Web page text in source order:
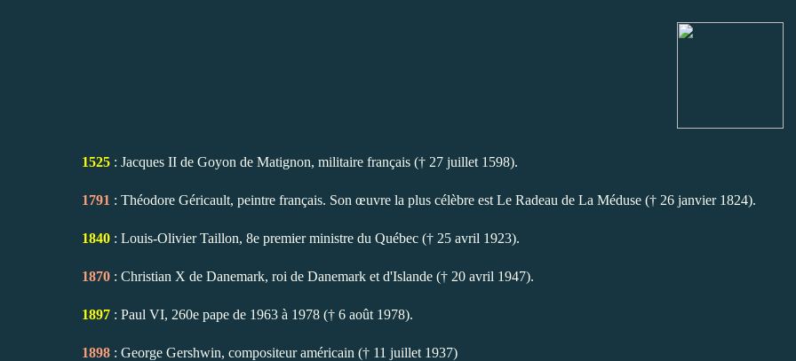
1525 : Jacques II de Goyon de Matignon, militaire français († 27 juillet 1598).
1791 : Théodore Géricault, peintre français. Son œuvre la plus célèbre est Le Radeau de La Méduse († 26 janvier 1824).
1840 : Louis-Olivier Taillon, 8e premier ministre du Québec († 25 avril 1923).
1870 : Christian X de Danemark, roi de Danemark et d'Islande († 20 avril 1947).
1897 : Paul VI, 260e pape de 1963 à 1978 († 6 août 1978).
1898 : George Gershwin, compositeur américain († 11 juillet 1937)